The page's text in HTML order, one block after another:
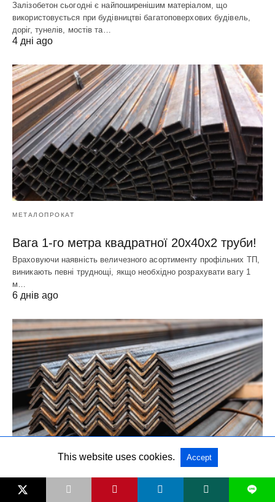
Залізобетон сьогодні є найпоширенішим матеріалом, що
використовується при будівництві багатоповерхових будівель,
доріг, тунелів, мостів та…
4 дні ago
МЕТАЛОПРОКАТ
Вага 1-го метра квадратної 20х40х2 труби!
Враховуючи наявність величезного асортименту профільних ТП,
виникають певні труднощі, якщо необхідно розрахувати вагу 1
м…
6 днів ago
Вага 1 метра куточка 63х63х5
L
This website uses cookies. Accept